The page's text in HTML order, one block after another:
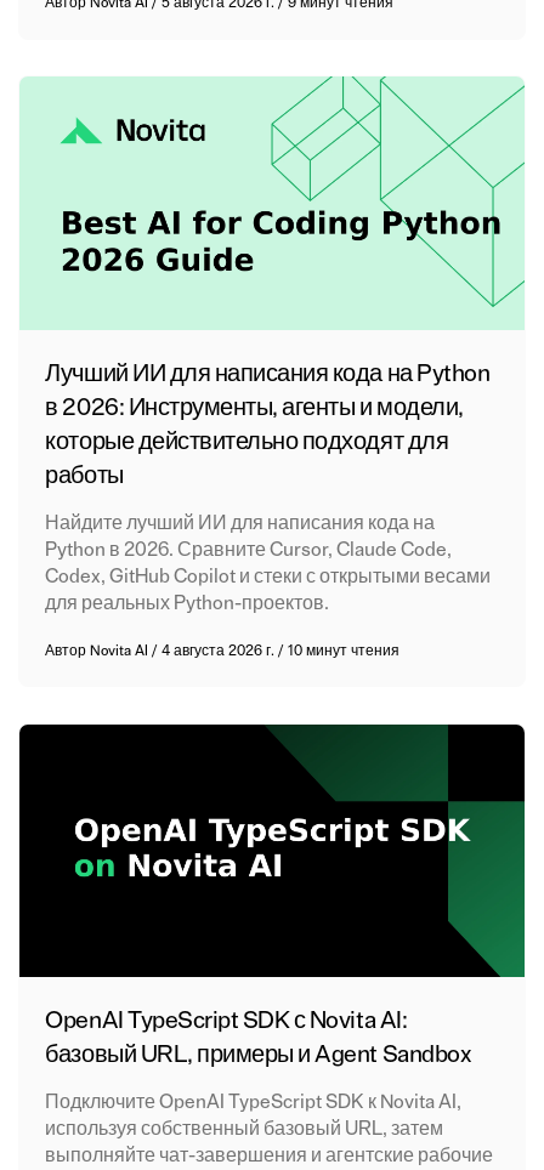
Лучший ИИ для написания кода на Python
в 2026: Инструменты, агенты и модели,
которые действительно подходят для
работы
Найдите лучший ИИ для написания кода на
Python в 2026. Сравните Cursor, Claude Code,
Codex, GitHub Copilot и стеки с открытыми весами
для реальных Python-проектов.
Автор Novita AI /4 августа 2026 г./10 минут чтения
OpenAI TypeScript SDK с Novita AI:
базовый URL, примеры и Agent Sandbox
Подключите OpenAI TypeScript SDK к Novita AI,
используя собственный базовый URL, затем
выполняйте чат-завершения и агентские рабочие